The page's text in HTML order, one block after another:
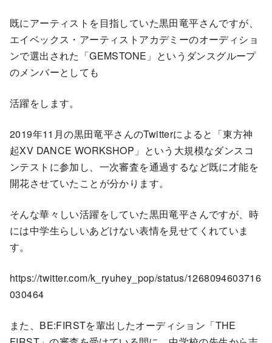
既にアーティストを目指していた黒田竜平さんですが、
エイベックス・アーティストアカデミーのオーディショ
ンで選出された「GEMSTONE」というダンスグループ
のメンバーとしても
活躍をします。
2019年11月の黒田竜平さんのTwitterによると「東方神
起XV DANCE WORKSHOP」という大規模なダンスコ
ンテストに参加し、一次審査を通過するなど既に才能を
開花させていたことが分かります。
そんな華々しい活躍をしていた黒田竜平さんですが、時
には中学生らしいあどけない表情を見せてくれていま
す。
https://twitter.com/k_ryuhey_pop/status/1268094603716
030464
また、BE:FIRSTを輩出したオーディション「THE